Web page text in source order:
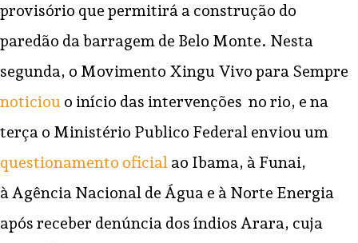
provisório que permitirá a construção do
paredão da barragem de Belo Monte. Nesta
segunda, o Movimento Xingu Vivo para Sempre
noticiou o início das intervenções no rio, e na
terça o Ministério Publico Federal enviou um
questionamento oficial ao Ibama, à Funai,
à Agência Nacional de Água e à Norte Energia
após receber denúncia dos índios Arara, cuja